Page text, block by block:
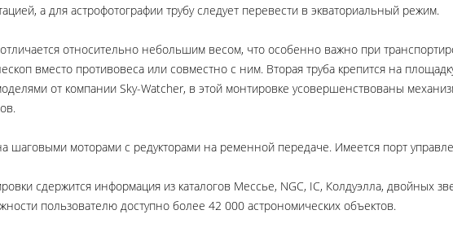
а для астрофотографии трубу следует перевести в экваториальный режим.
относительно небольшим весом, что особенно важно при
вместо противовеса или совместно с ним. Вторая труба крепится на
от компании Sky-Watcher, в этой монтировке усовершенствованы
шаговыми моторами с редукторами на ременной передаче. Имеется порт
сдержится информация из каталогов Мессье, NGC, IC, Колдуэлла, двойных
пользователю доступно более 42 000 астрономических объектов.